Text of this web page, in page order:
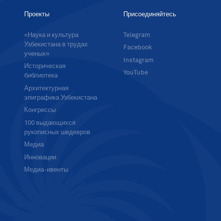
Проекты
«Наука и культура
Узбекистана в трудах
ученых»
Историческая
библиотека
Архитектурная
эпиграфика Узбекистана
Конгрессы
100 выдающихся
рукописных шедевров
Медиа
Инновации
Медиа-ивенты
Присоединяйтесь
Telegram
Facebook
Instagram
YouTube